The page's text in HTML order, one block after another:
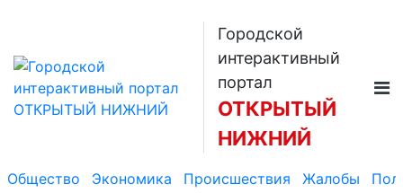
Городской
интерактивный
портал
ОТКРЫТЫЙ
НИЖНИЙ
Общество Экономика Происшествия Жалобы